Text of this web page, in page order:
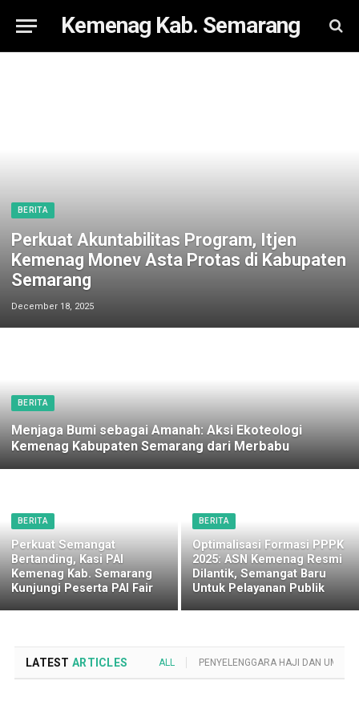
Kemenag Kab. Semarang
BERITA
Perkuat Akuntabilitas Program, Itjen
Kemenag Monev Asta Protas di Kabupaten
Semarang
December 18, 2025
BERITA
Menjaga Bumi sebagai Amanah: Aksi Ekoteologi
Kemenag Kabupaten Semarang dari Merbabu
BERITA
Perkuat Semangat
Bertanding, Kasi PAI
Kemenag Kab. Semarang
Kunjungi Peserta PAI Fair
BERITA
Optimalisasi Formasi PPPK
2025: ASN Kemenag Resmi
Dilantik, Semangat Baru
Untuk Pelayanan Publik
LATEST ARTICLES ALL PENYELENGGARA HAJI DAN UMROH